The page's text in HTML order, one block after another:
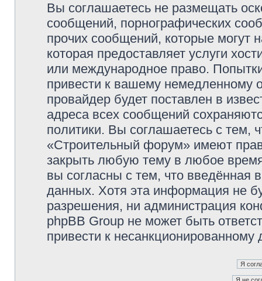
Вы соглашаетесь не размещать
сообщений, порнографических
прочих сообщений, которые могут
которая предоставляет услуги
или международное право.
привести к вашему немедленному
провайдер будет поставлен в
адреса всех сообщений
политики. Вы соглашаетесь с тем,
«Строительный форум» имеют
закрыть любую тему в любое
вы согласны с тем, что введённая
данных. Хотя эта информация не
разрешения, ни администрация
phpBB Group не может быть
привести к несанкционированному